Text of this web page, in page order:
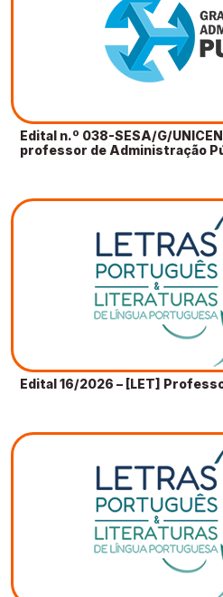
Edital n.º 038-SESA/G/
professor de Administração
Edital 16/2026 – [LET]